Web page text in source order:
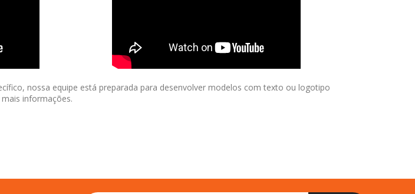
nossa equipe está preparada para desenvolver modelos com texto ou logotipo
informações.